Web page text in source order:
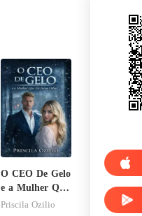
O CEO De Gelo
e a Mulher Que
Ele Jurou
Priscila Ozilio